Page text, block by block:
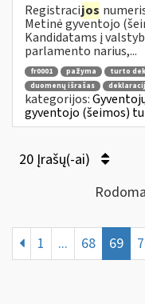
Registracijos
Metinė gyventojo
Kandidatams į
parlamento narius,...
fr0001 pažyma turto
duomenų išrašas
kategorijos:
gyventojo (šeimos)
20 Įrašų(-ai)
1 ... 68 69